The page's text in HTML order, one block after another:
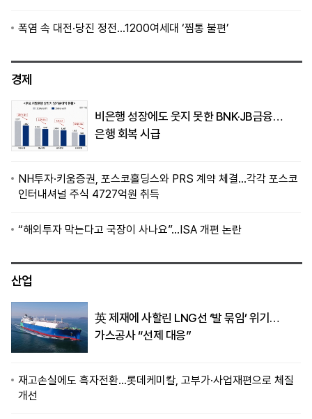
폭염 속 대전·당진 정전…1200여세대 ‘찜통 불편’
경제
비은행 성장에도 웃지 못한 BNK·JB금융…
은행 회복 시급
NH투자·키움증권, 포스코홀딩스와 PRS 계약 체결…각각 포스코
인터내셔널 주식 4727억원 취득
“해외투자 막는다고 국장이 사나요”…ISA 개편 논란
산업
英 제재에 사할린 LNG선 ‘발 묶임’ 위기…
가스공사 “선제 대응”
재고손실에도 흑자전환…롯데케미칼, 고부가·사업재편으로 체질
개선